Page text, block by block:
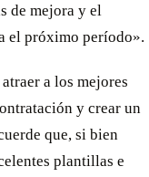
de mejora y el
el próximo período».
a los mejores
y crear un
que, si bien
plantillas e